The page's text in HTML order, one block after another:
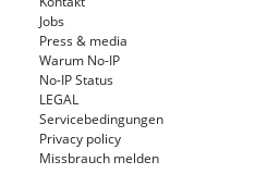
Jobs
Press & media
Warum No-IP
No-IP Status
LEGAL
Servicebedingungen
Privacy policy
Missbrauch melden